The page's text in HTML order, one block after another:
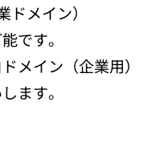
ドメイン）
です。
メイン（企業用）
ます。